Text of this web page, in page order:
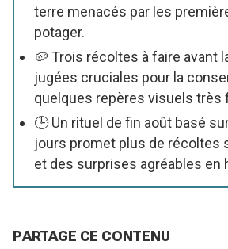
terre menacés par les
potager.
🥔 Trois récoltes à faire avant
jugées cruciales pour la
quelques repères visuels très
🕒 Un rituel de fin août basé
jours promet plus de récoltes
et des surprises agréables en
PARTAGE CE CONTENU